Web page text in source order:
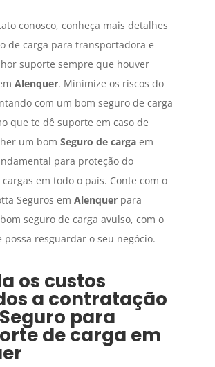
conosco, conheça mais detalhes
de carga para transportadora e
suporte sempre que houver
Alenquer. Minimize os riscos do
com um bom seguro de carga
que te dê suporte em caso de
um bom Seguro de cargaem
para proteção do
em todo o país. Conte com o
Seguros em Alenquerpara
seguro de carga avulso, com o
resguardar o seu negócio.
os custos
a contratação
Seguro para
de carga em